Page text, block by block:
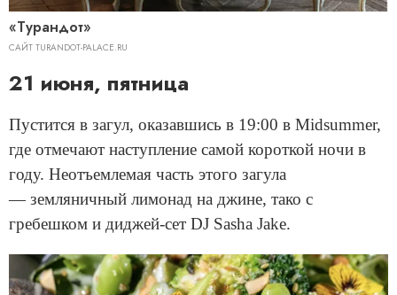
«Турандот»
САЙТ TURANDOT-PALACE.RU
21 июня, пятница
Пустится в загул, оказавшись в 19:00 в Midsummer,
где отмечают наступление самой короткой ночи в
году. Неотъемлемая часть этого загула
— земляничный лимонад на джине, тако с
гребешком и диджей-сет DJ Sasha Jake.